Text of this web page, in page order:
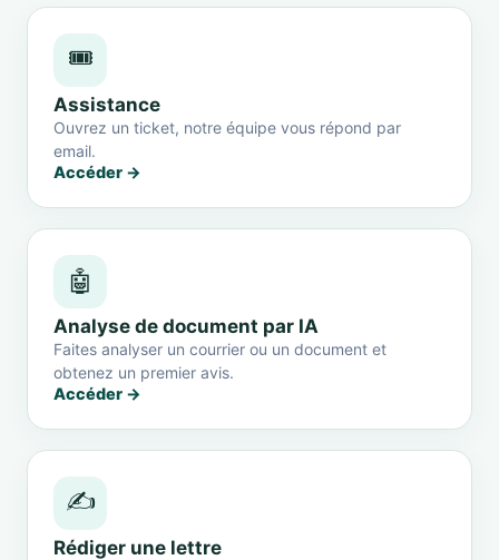
🎟️
Assistance
Ouvrez un ticket, notre équipe vous répond par
email.
Accéder →
🤖
Analyse de document par IA
Faites analyser un courrier ou un document et
obtenez un premier avis.
Accéder →
✍️
Rédiger une lettre